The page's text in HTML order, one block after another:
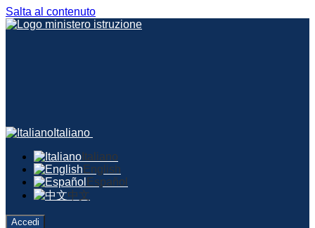
Salta al contenuto
Italiano
Italiano
English
Español
中文
Accedi